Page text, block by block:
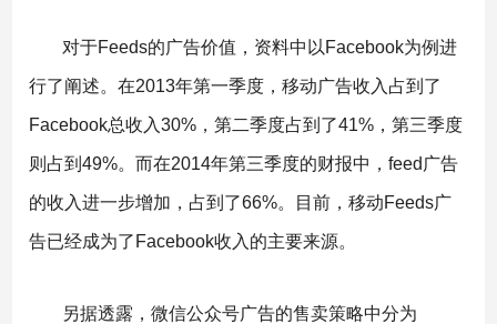
对于Feeds的广告价值，资料中以Facebook为例进
行了阐述。在2013年第一季度，移动广告收入占到了
Facebook总收入30%，第二季度占到了41%，第三季度
则占到49%。而在2014年第三季度的财报中，feed广告
的收入进一步增加，占到了66%。目前，移动Feeds广
告已经成为了Facebook收入的主要来源。
另据透露，微信公众号广告的售卖策略中分为